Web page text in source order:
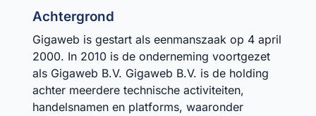
Achtergrond
Gigaweb is gestart als eenmanszaak op 4 april
2000. In 2010 is de onderneming voortgezet
als Gigaweb B.V. Gigaweb B.V. is de holding
achter meerdere technische activiteiten,
handelsnamen en platforms, waaronder